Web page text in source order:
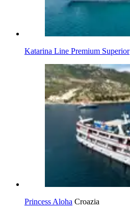
Katarina Line Premium Superior
Princess Aloha Croazia